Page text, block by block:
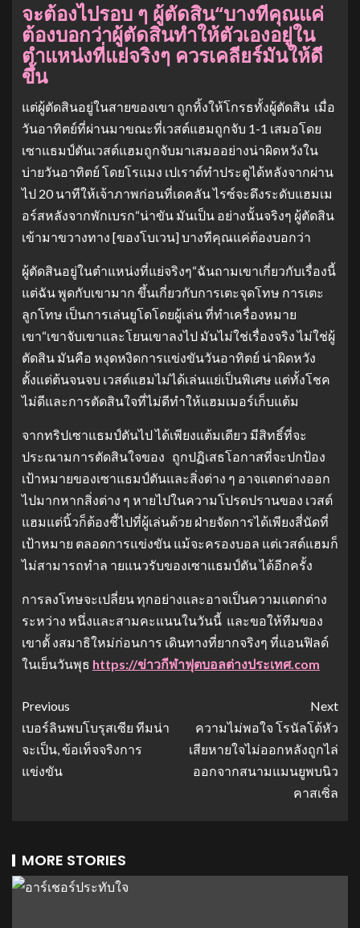
จะต้องไปรอบ ๆ ผู้ตัดสิน“บางทีคุณแค่
ต้องบอกว่าผู้ตัดสินทำให้ตัวเองอยู่ใน
ตำแหน่งที่แย่จริงๆ ควรเคลียร์มันให้ดี
ขึ้น
แต่ผู้ตัดสินอยู่ในสายของเขา ถูกทิ้งให้โกรธทั้งผู้ตัดสิน เมื่อ
วันอาทิตย์ที่ผ่านมาขณะที่เวสต์แฮมถูกจับ 1-1 เสมอโดย
เซาแธมป์ตันเวสต์แฮมถูกจับมาเสมออย่างน่าผิดหวังใน
บ่ายวันอาทิตย์ โดยโรแมง เปเราด์ทำประตูได้หลังจากผ่าน
ไป 20 นาทีให้เจ้าภาพก่อนที่เดคลัน ไรซ์จะดึงระดับแฮมเม
อร์สหลังจากพักเบรก“น่าขัน มันเป็น อย่างนั้นจริงๆ ผู้ตัดสิน
เข้ามาขวางทาง [ของโบเวน] บางทีคุณแค่ต้องบอกว่า
ผู้ตัดสินอยู่ในตำแหน่งที่แย่จริงๆ“ฉันถามเขาเกี่ยวกับเรื่องนี้
แต่ฉัน พูดกับเขามาก ขึ้นเกี่ยวกับการเตะจุดโทษ การเตะ
ลูกโทษ เป็นการเล่นยูโดโดยผู้เล่น ที่ทำเครื่องหมาย
เขา“เขาจับเขาและโยนเขาลงไป มันไม่ใช่เรื่องจริง ไม่ใช่ผู้
ตัดสิน มันคือ หงุดหงิดการแข่งขันวันอาทิตย์ น่าผิดหวัง
ตั้งแต่ต้นจนจบ เวสต์แฮมไม่ได้เล่นแย่เป็นพิเศษ แต่ทั้งโชค
ไม่ดีและการตัดสินใจที่ไม่ดีทำให้แฮมเมอร์เก็บแต้ม
จากทริปเซาแธมป์ตันไป ได้เพียงแต้มเดียว มีสิทธิ์ที่จะ
ประณามการตัดสินใจของ ถูกปฏิเสธโอกาสที่จะปกป้อง
เป้าหมายของเซาแธมป์ตันและสิ่งต่าง ๆ อาจแตกต่างออก
ไปมากหากสิ่งต่าง ๆ หายไปในความโปรดปรานของ เวสต์
แฮมแต่นิ้วก็ต้องชี้ไปที่ผู้เล่นด้วย ฝ่ายจัดการได้เพียงสี่นัดที่
เป้าหมาย ตลอดการแข่งขัน แม้จะครองบอล แต่เวสต์แฮมก็
ไม่สามารถทำล ายแนวรับของเซาแธมป์ตัน ได้อีกครั้ง
การลงโทษจะเปลี่ยน ทุกอย่างและอาจเป็นความแตกต่าง
ระหว่าง หนึ่งและสามคะแนนในวันนี้ และขอให้ทีมของ
เขาตั้ งสมาธิใหม่ก่อนการ เดินทางที่ยากจริงๆ ที่แอนฟิลด์
ในเย็นวันพุธ https://ข่าวกีฬาฟุตบอลต่างประเทศ.com
Previous
เบอร์ลินพบโบรุสเซีย ทีมน่า
จะเป็น, ข้อเท็จจริงการ
แข่งขัน
Next
ความไม่พอใจ โรนัลโด้หัว
เสียหายใจไม่ออกหลังถูกไล่
ออกจากสนามแมนยูพบนิว
คาสเซิ่ล
MORE STORIES